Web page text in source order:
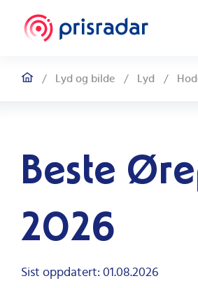
/ Lyd og bilde / Lyd /
Beste
2026
Sist oppdatert: 01.08.2026